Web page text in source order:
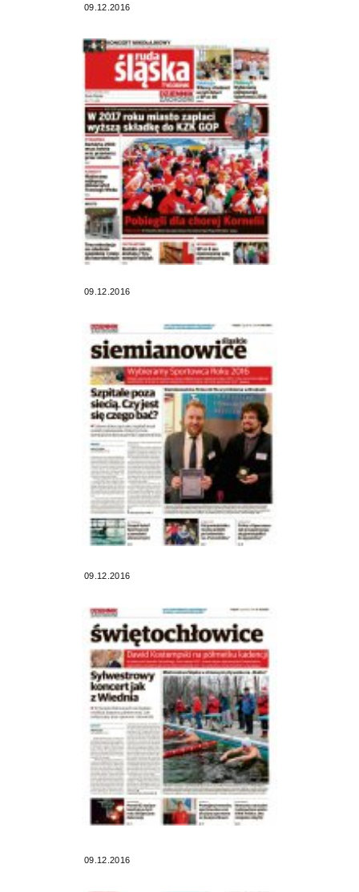
09.12.2016
09.12.2016
09.12.2016
09.12.2016